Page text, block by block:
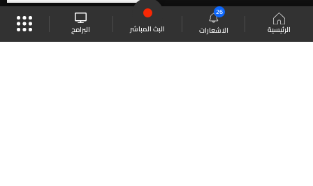
الرئيسية الاشعارات
26
البث المباشر البرامج
موقع البرامج الجدول البث المباشر